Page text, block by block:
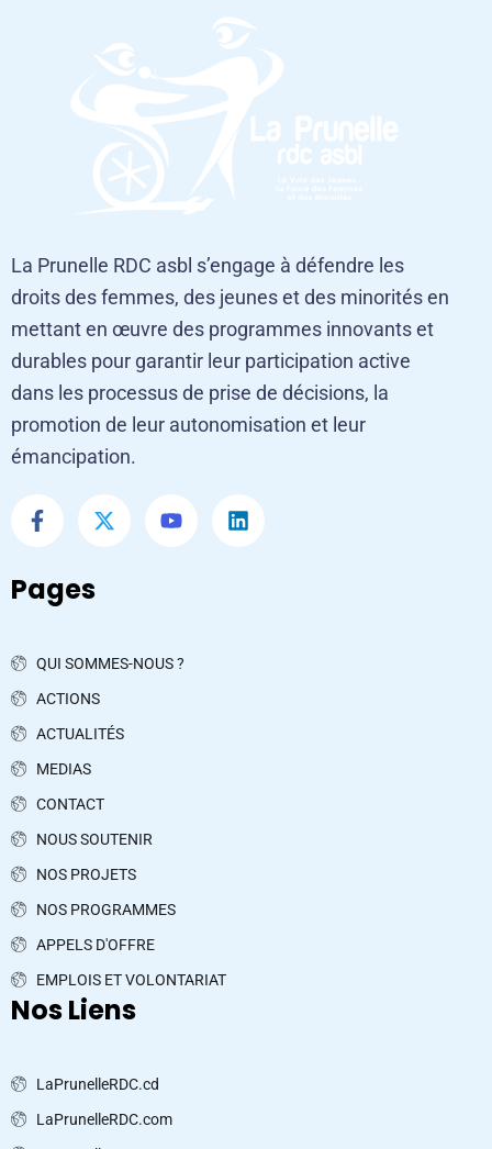
La Prunelle RDC asbl s’engage à défendre les
droits des femmes, des jeunes et des minorités en
mettant en œuvre des programmes innovants et
durables pour garantir leur participation active
dans les processus de prise de décisions, la
promotion de leur autonomisation et leur
émancipation.
Pages
QUI SOMMES-NOUS ?
ACTIONS
ACTUALITÉS
MEDIAS
CONTACT
NOUS SOUTENIR
NOS PROJETS
NOS PROGRAMMES
APPELS D'OFFRE
EMPLOIS ET VOLONTARIAT
Nos Liens
LaPrunelleRDC.cd
LaPrunelleRDC.com